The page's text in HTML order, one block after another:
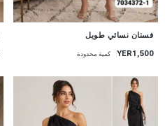
جديد
فستان نسائي طويل
YER1,500 كمية محدودة